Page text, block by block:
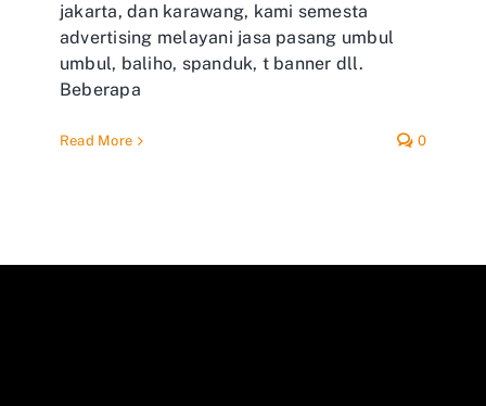
jakarta, dan karawang, kami semesta
advertising melayani jasa pasang umbul
umbul, baliho, spanduk, t banner dll.
Beberapa
Read More 0